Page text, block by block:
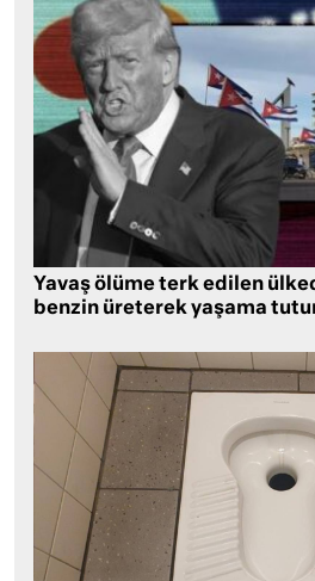
Yavaş ölüme terk edilen
benzin üreterek yaşama